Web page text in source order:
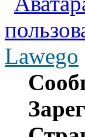
Lawego